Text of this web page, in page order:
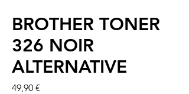
BROTHER TONER
326 NOIR
ALTERNATIVE
49,90 €